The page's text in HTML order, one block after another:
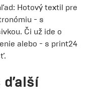
Hotový textil pre
- s
Či už ide o
alebo - s print24
ďalší